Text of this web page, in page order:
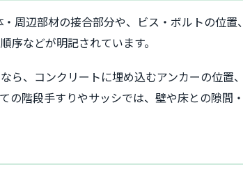
・周辺部材の接合部分や、ビス・ボルトの位
序などが明記されています。
ら、コンクリートに埋め込むアンカーの位
の階段手すりやサッシでは、壁や床との隙間